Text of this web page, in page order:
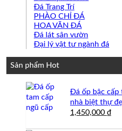
Đá Trang Trí
PHÀO CHỈ ĐÁ
HOA VĂN ĐÁ
Đá lát sân vườn
Đại lý vật tư ngành đá
Sản phẩm Hot
Đá ốp bậc cấp
nhà biệt thự
Giá
1,450,000 ₫